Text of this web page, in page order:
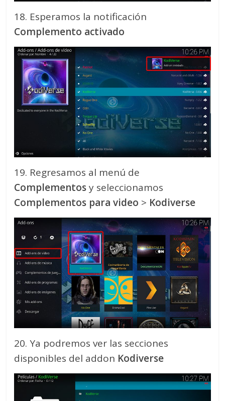
18. Esperamos la notificación
Complemento activado
19. Regresamos al menú de
Complementosy seleccionamos
Complementos para video > Kodiverse
20. Ya podremos ver las secciones
disponibles del addon Kodiverse